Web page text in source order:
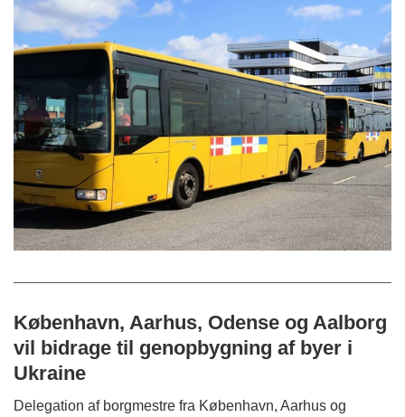
København, Aarhus, Odense og Aalborg
vil bidrage til genopbygning af byer i
Ukraine
Delegation af borgmestre fra København, Aarhus og